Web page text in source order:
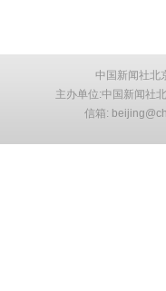
中国新闻社北
主办单位:中国新闻社
信箱: